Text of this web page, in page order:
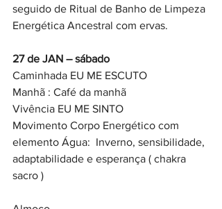
seguido de Ritual de Banho de Limpeza
Energética Ancestral com ervas.
27 de JAN – sábado
Caminhada EU ME ESCUTO
Manhã : Café da manhã
Vivência EU ME SINTO
Movimento Corpo Energético com
elemento Água:  Inverno, sensibilidade,
adaptabilidade e esperança ( chakra
sacro )